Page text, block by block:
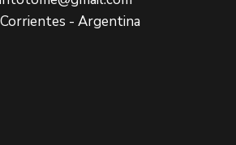
- Argentina